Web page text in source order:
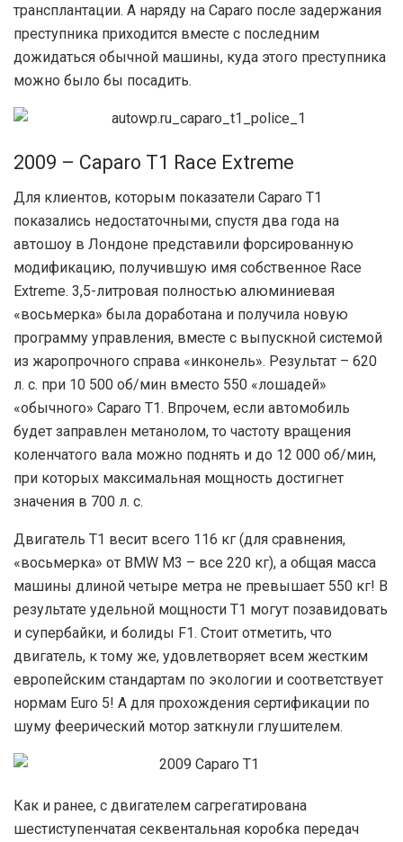
трансплантации. А наряду на Caparo после задержания
преступника приходится вместе с последним
дожидаться обычной машины, куда этого преступника
можно было бы посадить.
2009 – Caparo T1 Race Extreme
Для клиентов, которым показатели Caparo T1
показались недостаточными, спустя два года на
автошоу в Лондоне представили форсированную
модификацию, получившую имя собственное Race
Extreme. 3,5-литровая полностью алюминиевая
«восьмерка» была доработана и получила новую
программу управления, вместе с выпускной системой
из жаропрочного справа «инконель». Результат – 620
л. с. при 10 500 об/мин вместо 550 «лошадей»
«обычного» Caparo T1. Впрочем, если автомобиль
будет заправлен метанолом, то частоту вращения
коленчатого вала можно поднять и до 12 000 об/мин,
при которых максимальная мощность достигнет
значения в 700 л. с.
Двигатель Т1 весит всего 116 кг (для сравнения,
«восьмерка» от BMW M3 – все 220 кг), а общая масса
машины длиной четыре метра не превышает 550 кг! В
результате удельной мощности Т1 могут позавидовать
и супербайки, и болиды F1. Стоит отметить, что
двигатель, к тому же, удовлетворяет всем жестким
европейским стандартам по экологии и соответствует
нормам Euro 5! А для прохождения сертификации по
шуму феерический мотор заткнули глушителем.
Как и ранее, с двигателем сагрегатирована
шестиступенчатая секвентальная коробка передач